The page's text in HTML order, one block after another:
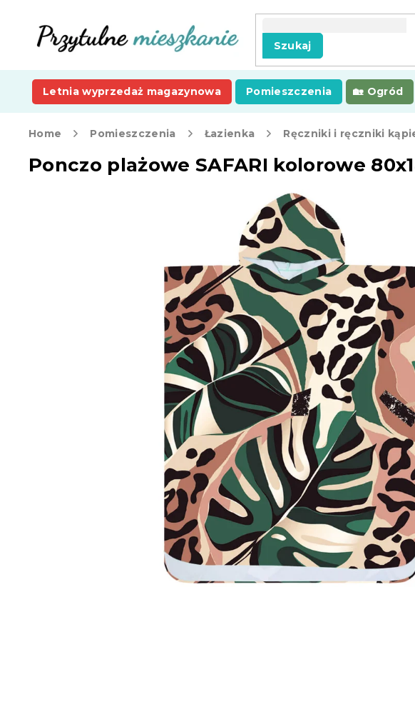
Szukaj
Letnia wyprzedaż magazynowa Pomieszczenia Ogród
Home Pomieszczenia Łazienka Ręczniki i ręczniki
Ponczo plażowe SAFARI kolorowe